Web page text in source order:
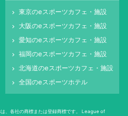
keyboard_arrow_right 東京のeスポーツカフェ・施設
keyboard_arrow_right 大阪のeスポーツカフェ・施設
keyboard_arrow_right 愛知のeスポーツカフェ・施設
keyboard_arrow_right 福岡のeスポーツカフェ・施設
keyboard_arrow_right 北海道のeスポーツカフェ・施設
keyboard_arrow_right 全国のeスポーツホテル
、各社の商標または登録商標です。 League of